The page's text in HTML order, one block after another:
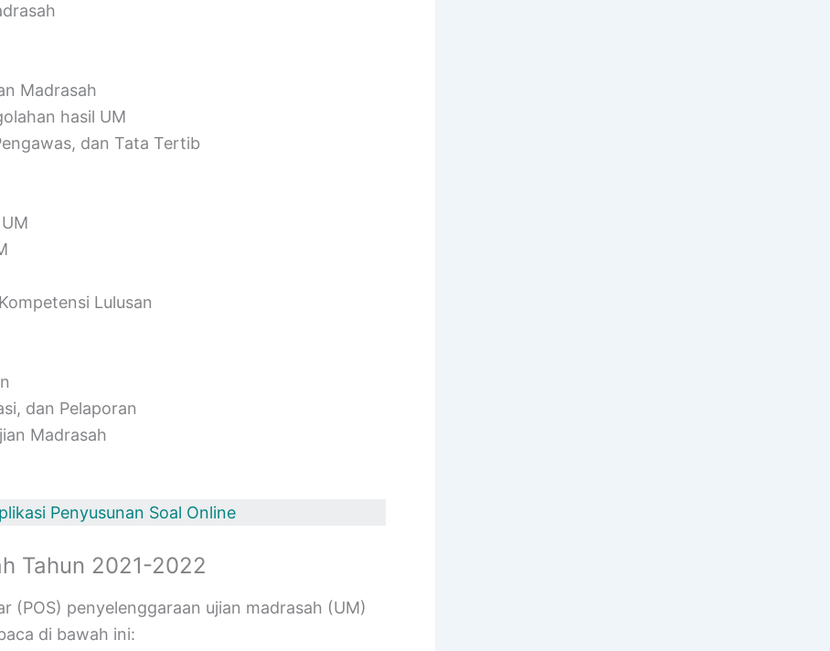
Madrasah
hasil UM
dan Tata Tertib
Lulusan
dan Pelaporan
Madrasah
Penyusunan Soal Online
Tahun 2021-2022
(POS) penyelenggaraan ujian madrasah (UM)
di bawah ini: